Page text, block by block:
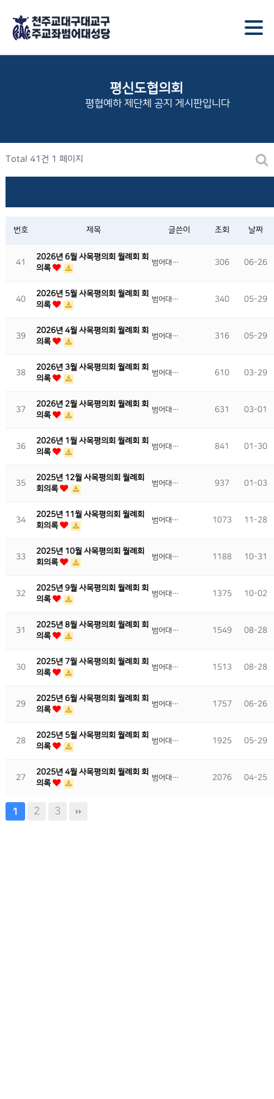
평신도협의회
평협예하 제단체 공지 게시판입니다
Total 41건 1 페이지
번호 제목 글쓴이 조회 날짜
41
2026년 6월 사목평의회 월례회 회
의록
범어대… 306 06-26
40
2026년 5월 사목평의회 월례회 회
의록
범어대… 340 05-29
39
2026년 4월 사목평의회 월례회 회
의록
범어대… 316 05-29
38
2026년 3월 사목평의회 월례회 회
의록
범어대… 610 03-29
37
2026년 2월 사목평의회 월례회 회
의록
범어대… 631 03-01
36
2026년 1월 사목평의회 월례회 회
의록
범어대… 841 01-30
35
2025년 12월 사목평의회 월례회
회의록
범어대… 937 01-03
34
2025년 11월 사목평의회 월례회
회의록
범어대… 1073 11-28
33
2025년 10월 사목평의회 월례회
회의록
범어대… 1188 10-31
32
2025년 9월 사목평의회 월례회 회
의록
범어대… 1375 10-02
31
2025년 8월 사목평의회 월례회 회
의록
범어대… 1549 08-28
30
2025년 7월 사목평의회 월례회 회
의록
범어대… 1513 08-28
29
2025년 6월 사목평의회 월례회 회
의록
범어대… 1757 06-26
28
2025년 5월 사목평의회 월례회 회
의록
범어대… 1925 05-29
27
2025년 4월 사목평의회 월례회 회
의록
범어대… 2076 04-25
1 2 3